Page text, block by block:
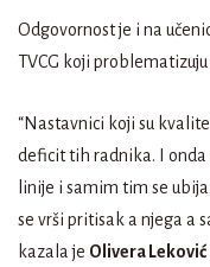
Odgovornost je i na
TVCG koji
“Nastavnici koji su
deficit tih radnika. I
linije i samim tim se
se vrši pritisak a njega a
kazala je Olivera Leković